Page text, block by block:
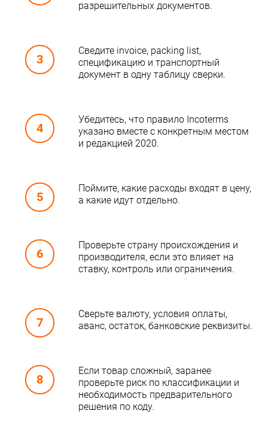
разрешительных документов.
Сведите invoice, packing list,
спецификацию и транспортный
документ в одну таблицу сверки.
Убедитесь, что правило Incoterms
указано вместе с конкретным местом
и редакцией 2020.
Поймите, какие расходы входят в цену,
а какие идут отдельно.
Проверьте страну происхождения и
производителя, если это влияет на
ставку, контроль или ограничения.
Сверьте валюту, условия оплаты,
аванс, остаток, банковские реквизиты.
Если товар сложный, заранее
проверьте риск по классификации и
необходимость предварительного
решения по коду.